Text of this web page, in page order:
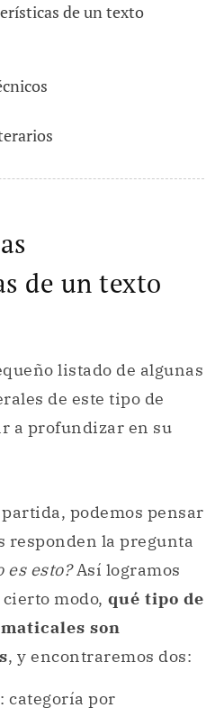
de un texto
de un texto
listado de algunas
de este tipo de
a profundizar en su
podemos pensar
responden la pregunta
es esto?Así logramos
modo, qué tipo de
son
, y encontraremos dos:
: categoría por